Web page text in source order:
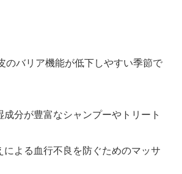
のバリア機能が低下しやすい季節で
成分が豊富なシャンプーやトリート
による血行不良を防ぐためのマッサ